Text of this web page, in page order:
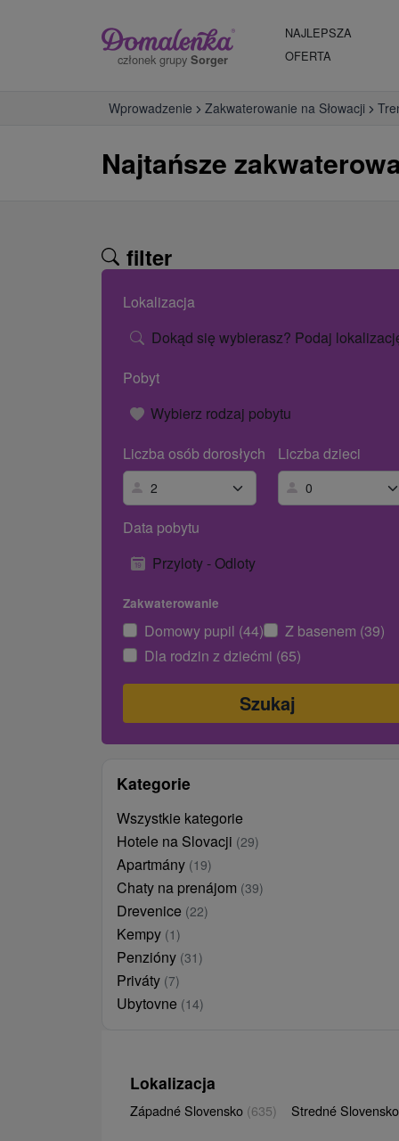
członek grupy Sorger
NAJLEPSZA
OFERTA
Wprowadzenie Zakwaterowanie na Słowacji
Najtańsze
filter
Lokalizacja
Dokąd się wybierasz? Podaj
Pobyt
Wybierz rodzaj pobytu
Liczba osób dorosłych
Liczba dzieci
Data pobytu
Przyloty - Odloty
Zakwaterowanie
Domowy pupil (44)
Z basenem (39)
Dla rodzin z dziećmi (65)
Kategorie
Wszystkie kategorie
Hotele na Slovacji (29)
Apartmány (19)
Chaty na prenájom (39)
Drevenice (22)
Kempy (1)
Penzióny (31)
Priváty (7)
Ubytovne (14)
Lokalizacja
Západné Slovensko (635) Stredné Slovensko